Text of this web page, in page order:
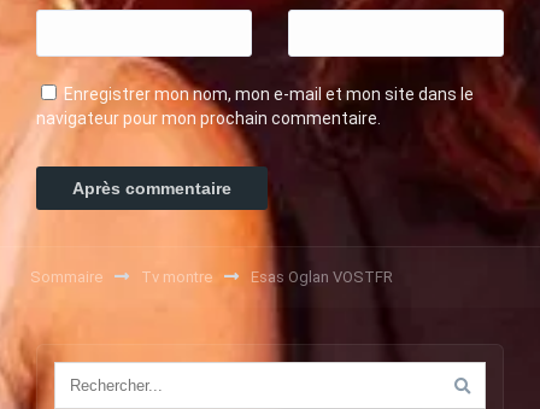
Enregistrer mon nom, mon e-mail et mon site dans le
navigateur pour mon prochain commentaire.
Sommaire Tv montre Esas Oglan VOSTFR